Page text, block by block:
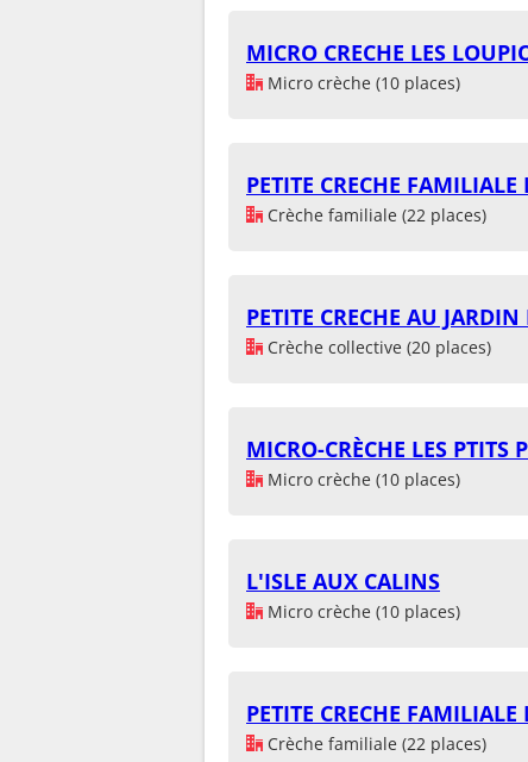
MICRO CRECHE LES
Micro crèche (10 places)
PETITE CRECHE FAMILIALE
Crèche familiale (22 places)
PETITE CRECHE AU JARDIN
Crèche collective (20 places)
MICRO-CRÈCHE LES PTITS
Micro crèche (10 places)
L'ISLE AUX CALINS
Micro crèche (10 places)
PETITE CRECHE FAMILIALE
Crèche familiale (22 places)